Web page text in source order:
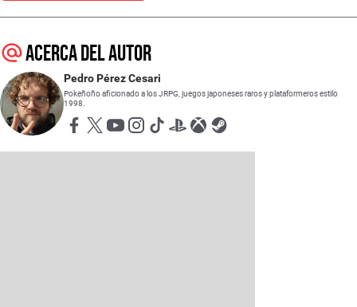
Acerca del autor
Pedro Pérez Cesari
Pokeñoño aficionado a los JRPG, juegos japoneses raros y plataformeros estilo
1998.
Opens in new window
Opens in new window
Opens in new window
Opens in new window
Opens in new window
Opens in new window
Opens in new window
Opens in new window